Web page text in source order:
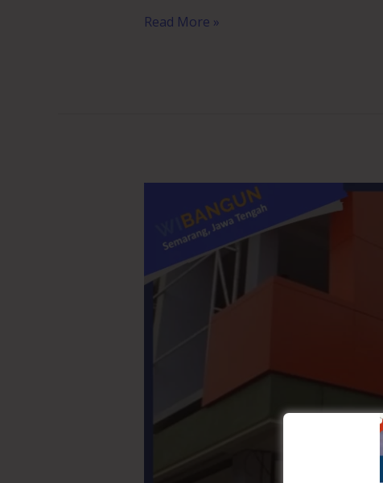
Read More »
Outdoor:
Perpaduan
Antara